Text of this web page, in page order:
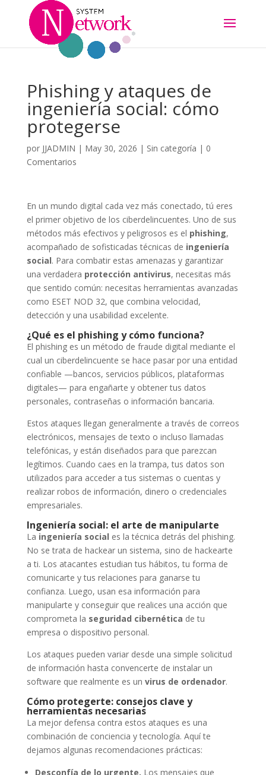
Phishing y ataques de
ingeniería social: cómo
protegerse
por JJADMIN | May 30, 2026 | Sin categoría | 0
Comentarios
En un mundo digital cada vez más conectado, tú eres
el primer objetivo de los ciberdelincuentes. Uno de sus
métodos más efectivos y peligrosos es el phishing,
acompañado de sofisticadas técnicas de ingeniería
social. Para combatir estas amenazas y garantizar
una verdadera protección antivirus, necesitas más
que sentido común: necesitas herramientas avanzadas
como ESET NOD 32, que combina velocidad,
detección y una usabilidad excelente.
¿Qué es el phishing y cómo funciona?
El phishing es un método de fraude digital mediante el
cual un ciberdelincuente se hace pasar por una entidad
confiable —bancos, servicios públicos, plataformas
digitales— para engañarte y obtener tus datos
personales, contraseñas o información bancaria.
Estos ataques llegan generalmente a través de correos
electrónicos, mensajes de texto o incluso llamadas
telefónicas, y están diseñados para que parezcan
legítimos. Cuando caes en la trampa, tus datos son
utilizados para acceder a tus sistemas o cuentas y
realizar robos de información, dinero o credenciales
empresariales.
Ingeniería social: el arte de manipularte
La ingeniería social es la técnica detrás del phishing.
No se trata de hackear un sistema, sino de hackearte
a ti. Los atacantes estudian tus hábitos, tu forma de
comunicarte y tus relaciones para ganarse tu
confianza. Luego, usan esa información para
manipularte y conseguir que realices una acción que
comprometa la seguridad cibernética de tu
empresa o dispositivo personal.
Los ataques pueden variar desde una simple solicitud
de información hasta convencerte de instalar un
software que realmente es un virus de ordenador.
Cómo protegerte: consejos clave y
herramientas necesarias
La mejor defensa contra estos ataques es una
combinación de conciencia y tecnología. Aquí te
dejamos algunas recomendaciones prácticas:
Desconfía de lo urgente. Los mensajes que